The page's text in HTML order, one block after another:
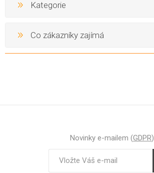
Kategorie
Co zákazníky zajímá
Novinky e-mailem (GDPR)